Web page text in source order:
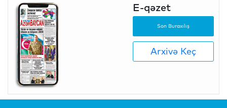
E-qəzet
Son Buraxılış
Arxivə Keç